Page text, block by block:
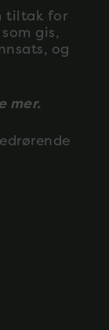
tiltak for
gis,
og
mer.